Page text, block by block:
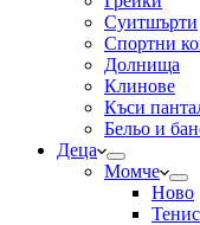
Суитшърти
Спортни
Долнища
Клинове
Къси
Бельо и
Деца
Момче
Ново